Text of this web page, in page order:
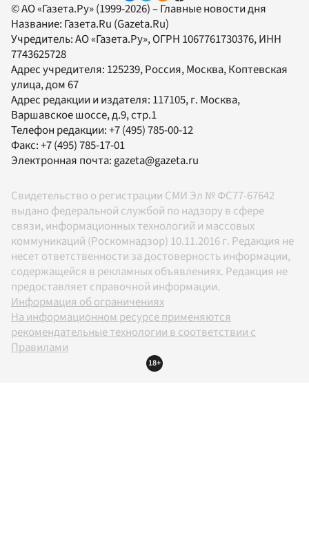
© АО «Газета.Ру» (1999-2026) – Главные новости дня
Название: Газета.Ru (Gazeta.Ru)
Учредитель:АО «Газета.Ру», ОГРН 1067761730376, ИНН
7743625728
Адрес учредителя: 125239, Россия, Москва, Коптевская
улица, дом 67
Адрес редакции и издателя: 117105, г. Москва,
Варшавское шоссе, д.9, стр.1
Телефон редакции:+7 (495) 785-00-12
Факс:+7 (495) 785-17-01
Электронная почта:gazeta@gazeta.ru
Свидетельство о регистрации СМИ Эл № ФС77-67642
выдано федеральной службой по надзору в сфере
связи, информационных технологий и массовых
коммуникаций (Роскомнадзор) 10.11.2016 г. Редакция не
несет ответственности за достоверность информации,
содержащейся в рекламных объявлениях. Редакция не
предоставляет справочной информации.
Информация об ограничениях
На информационном ресурсе применяются
рекомендательные технологии в соответствии с
Правилами
18+